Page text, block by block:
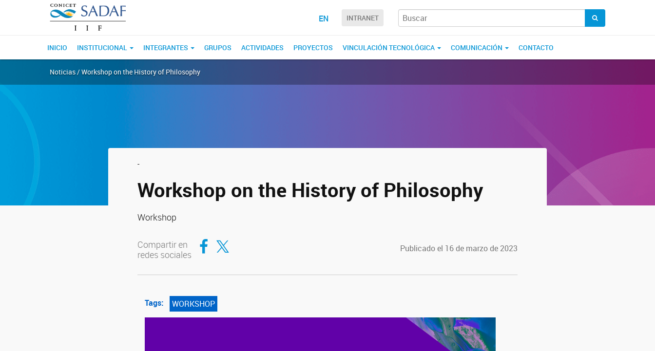
EN INTRANET
INICIO INSTITUCIONAL INTEGRANTES GRUPOS ACTIVIDADES PROYECTOS VINCULACIÓN TECNOLÓGICA COMUNICACIÓN CONTACTO
Noticias / Workshop on the History of Philosophy
-
Workshop on the History of Philosophy
Workshop
Compartir en
redes sociales
Compartir en Facebook
Compartir en Twitter Publicado el 16 de marzo de 2023
Tags: WORKSHOP